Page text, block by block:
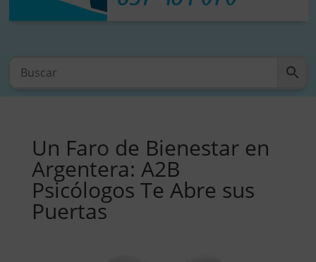
Un Faro de Bienestar en
Argentera: A2B
Psicólogos Te Abre sus
Puertas